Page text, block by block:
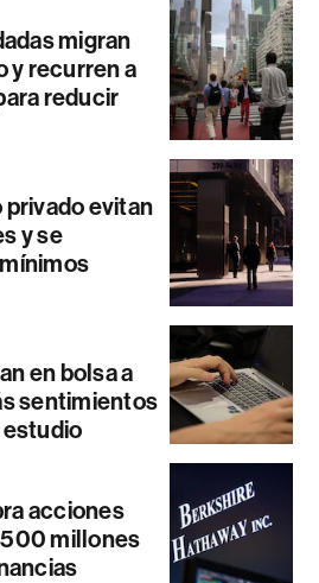
migran
y recurren a
reducir
evitan
y se
en bolsa a
sentimientos
estudio
acciones
millones